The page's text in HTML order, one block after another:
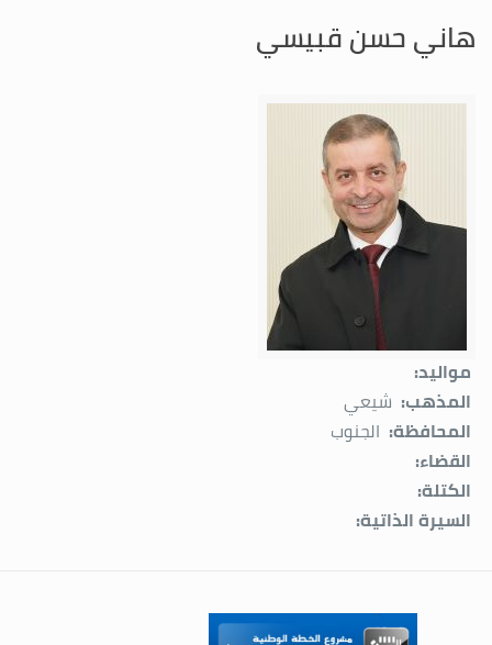
هاني حسن قبيسي
مواليد:
المذهب: شيعي
المحافظة: الجنوب
القضاء:
الكتلة:
السيرة الذاتية: